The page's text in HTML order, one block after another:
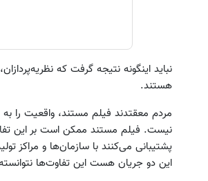
نباید اینگونه نتیجه گرفت که
هستند.
مردم معقتدند فیلم مستند، واقعیت را
نیست. فیلم مستند ممکن است بر این
پشتیبانی می‌کنند با سازمان‌ها و مراکز
این دو جریان هست این تفاوت‌ها